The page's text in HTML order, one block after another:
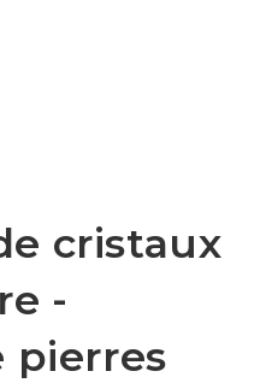
cristaux
-
pierres